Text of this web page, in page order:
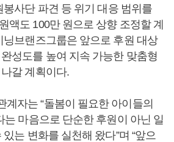
봉사단 파견 등 위기 대응 범위를
액도 100만 원으로 상향 조정할 계
닝브랜즈그룹은 앞으로 후원 대상
성도를 높여 지속 가능한 맞춤형
갈 계획이다.
계자는 “돌봄이 필요한 아이들의
는 마음으로 단순한 후원이 아닌 일
는 변화를 실천해 왔다”며 “앞으